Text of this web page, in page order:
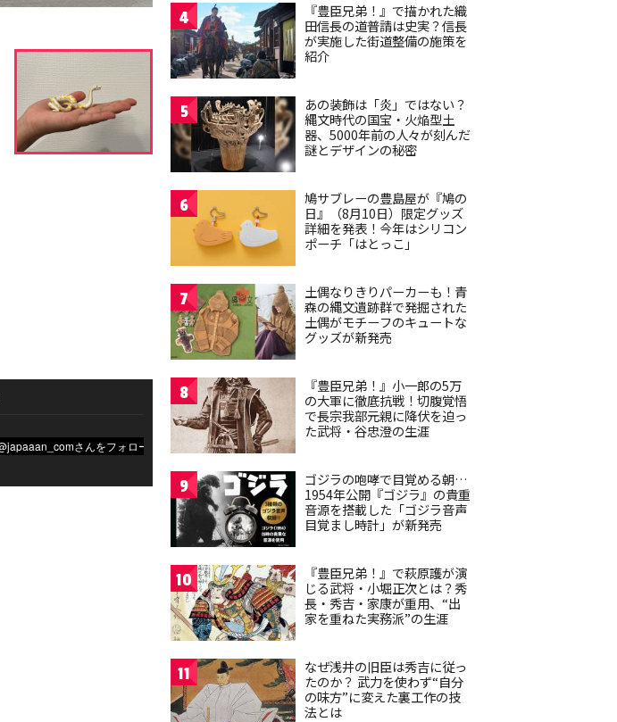
4
『豊臣兄弟！』で描かれた織
田信長の道普請は史実？信長
が実施した街道整備の施策を
紹介
5
あの装飾は「炎」ではない？
縄文時代の国宝・火焔型土
器、5000年前の人々が刻んだ
謎とデザインの秘密
6
鳩サブレーの豊島屋が『鳩の
日』（8月10日）限定グッズ
詳細を発表！今年はシリコン
ポーチ「はとっこ」
7
土偶なりきりパーカーも！青
森の縄文遺跡群で発掘された
土偶がモチーフのキュートな
グッズが新発売
8
『豊臣兄弟！』小一郎の5万
の大軍に徹底抗戦！切腹覚悟
で長宗我部元親に降伏を迫っ
た武将・谷忠澄の生涯
9
ゴジラの咆哮で目覚める朝…
1954年公開『ゴジラ』の貴重
音源を搭載した「ゴジラ音声
目覚まし時計」が新発売
10
『豊臣兄弟！』で萩原護が演
じる武将・小堀正次とは？秀
長・秀吉・家康が重用、“出
家を重ねた実務派”の生涯
11
なぜ浅井の旧臣は秀吉に従っ
たのか？ 武力を使わず“自分
の味方”に変えた裏工作の技
法とは